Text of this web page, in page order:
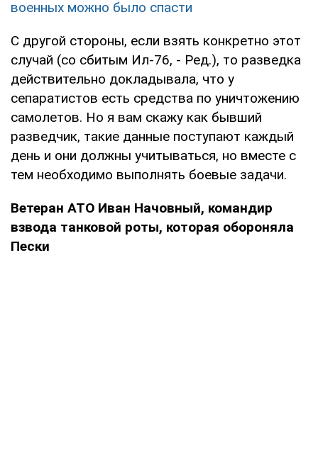
военных можно было спасти
С другой стороны, если взять конкретно этот
случай (со сбитым Ил-76, - Ред.), то разведка
действительно докладывала, что у
сепаратистов есть средства по уничтожению
самолетов. Но я вам скажу как бывший
разведчик, такие данные поступают каждый
день и они должны учитываться, но вместе с
тем необходимо выполнять боевые задачи.
Ветеран АТО Иван Начовный, командир
взвода танковой роты, которая обороняла
Пески